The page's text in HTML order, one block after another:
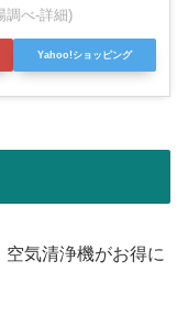
調べ-詳細)
Yahoo!ショッピング
気清浄機がお得に